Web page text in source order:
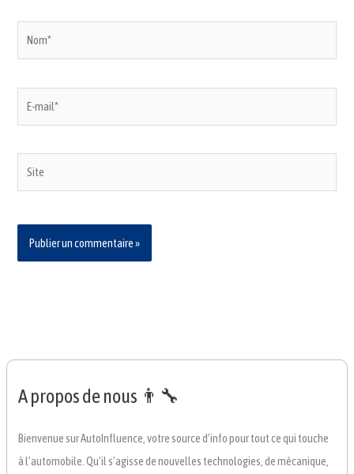
mail*
A propos de nous 👨‍🔧
Bienvenue sur AutoInfluence, votre source d’info pour tout ce qui touche
à l’automobile. Qu’il s’agisse de nouvelles technologies, de mécanique,